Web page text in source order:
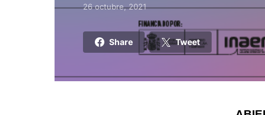
Posted on
26 octubre, 2021
Share Tweet